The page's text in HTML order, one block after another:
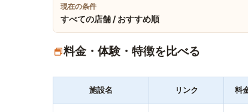
現在の条件
すべての店舗 / おすすめ順
料金・体験・特徴を比べる
施設名 リンク 料